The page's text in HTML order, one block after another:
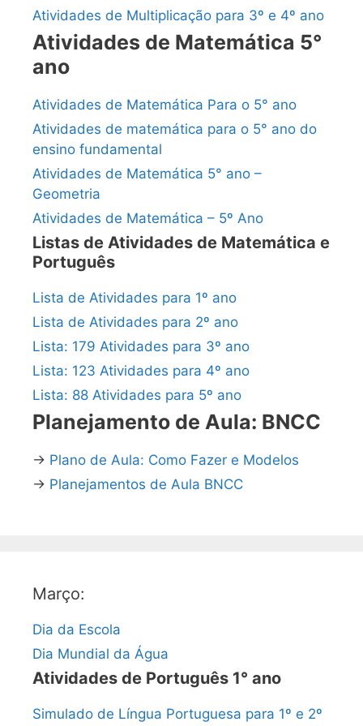
Atividades de Multiplicação para 3º e 4º ano
Atividades de Matemática 5°
ano
Atividades de Matemática Para o 5° ano
Atividades de matemática para o 5° ano do
ensino fundamental
Atividades de Matemática 5° ano –
Geometria
Atividades de Matemática – 5º Ano
Listas de Atividades de Matemática e
Português
Lista de Atividades para 1º ano
Lista de Atividades para 2º ano
Lista: 179 Atividades para 3º ano
Lista: 123 Atividades para 4º ano
Lista: 88 Atividades para 5º ano
Planejamento de Aula: BNCC
→ Plano de Aula: Como Fazer e Modelos
→ Planejamentos de Aula BNCC
Março:
Dia da Escola
Dia Mundial da Água
Atividades de Português 1° ano
Simulado de Língua Portuguesa para 1º e 2º